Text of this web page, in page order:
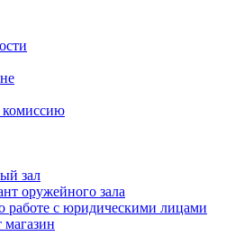
комиссию
зал
оружейного зала
работе с юридическими лицами
магазин